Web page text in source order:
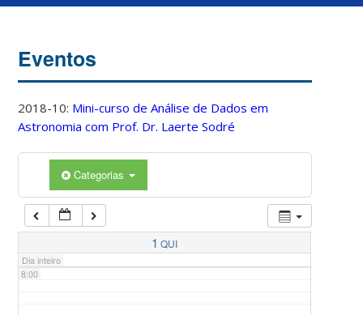
Eventos
2018-10: Mini-curso de Análise de Dados em
Astronomia com Prof. Dr. Laerte Sodré
Categorias
1 QUI
Dia inteiro
4:00
5:00
7:00
8:00